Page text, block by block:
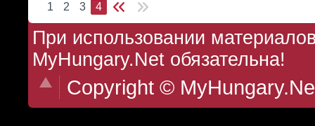
1 2 3 4
При использовании
MyHungary.Net обязательна!
Copyright ©